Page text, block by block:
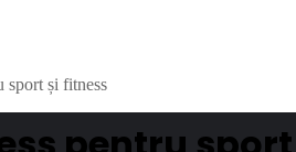
sport și fitness